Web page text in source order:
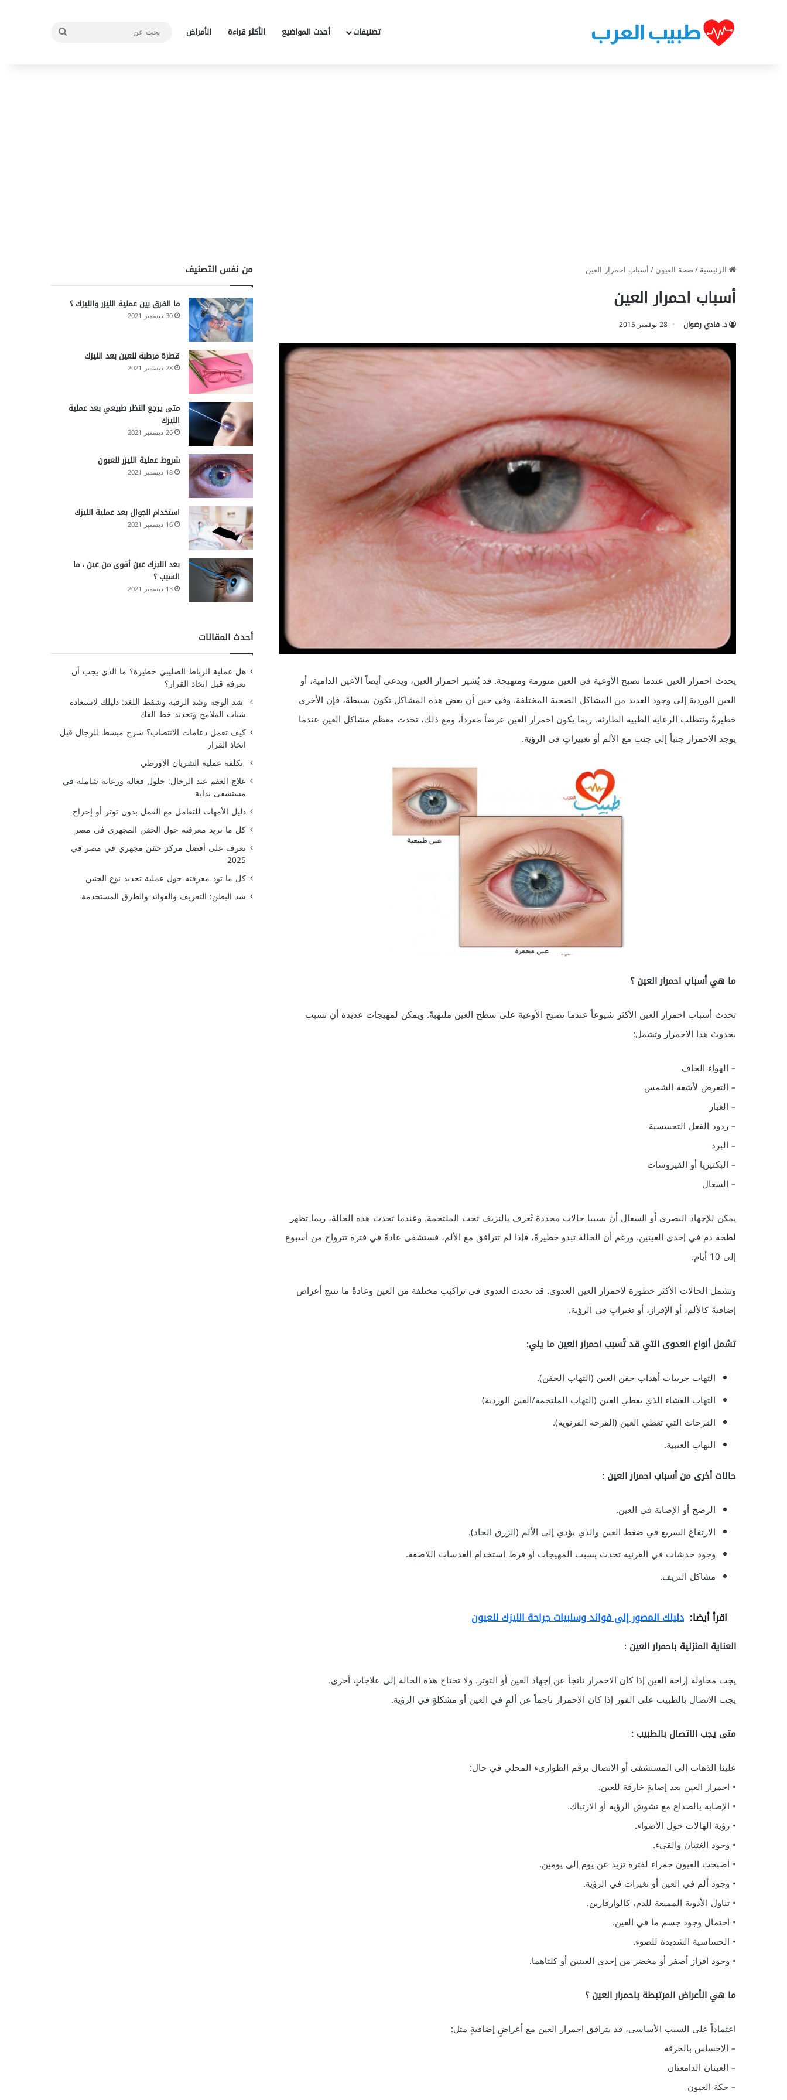
تصنيفات أحدث المواضيع الأكثر قراءة الأمراض
الرئيسية/صحة العيون/أسباب احمرار العين
أسباب احمرار العين
د. فادي رضوان 28 نوفمبر 2015
يحدث احمرار العين عندما تصبح الأوعية في العين متورمة ومتهيجة. قد يُشير احمرار العين، ويدعى أيضاً الأعين الدامية، أو
العين الوردية إلى وجود العديد من المشاكل الصحية المختلفة. وفي حين أن بعض هذه المشاكل تكون بسيطةً، فإن الأخرى
خطيرةً وتتطلب الرعاية الطبية الطارئة. ربما يكون احمرار العين عرضاً مفرداً، ومع ذلك، تحدث معظم مشاكل العين عندما
يوجد الاحمرار جنباً إلى جنب مع الألم أو تغييراتٍ في الرؤية.
ما هي أسباب احمرار العين ؟
تحدث أسباب احمرار العين الأكثر شيوعاً عندما تصبح الأوعية على سطح العين ملتهبةً. ويمكن لمهيجات عديدة أن تسبب
بحدوث هذا الاحمرار وتشمل:
– الهواء الجاف
– التعرض لأشعة الشمس
– الغبار
– ردود الفعل التحسسية
– البرد
– البكتيريا أو الفيروسات
– السعال
يمكن للإجهاد البصري أو السعال أن يسببا حالات محددة تُعرف بالنزيف تحت الملتحمة. وعندما تحدث هذه الحالة، ربما تظهر
لطخة دم في إحدى العينين. ورغم أن الحالة تبدو خطيرةً، فإذا لم تترافق مع الألم، فستشفى عادةً في فترة تترواح من أسبوع
إلى 10 أيام.
وتشمل الحالات الأكثر خطورة لاحمرار العين العدوى. قد تحدث العدوى في تراكيب مختلفة من العين وعادةً ما تنتج أعراض
إضافيةً كالألم، أو الإفراز، أو تغيراتٍ في الرؤية.
تشمل أنواع العدوى التي قد تًسبب احمرار العين ما يلي:
التهاب جريبات أهداب جفن العين (التهاب الجفن).
التهاب الغشاء الذي يغطي العين (التهاب الملتحمة/العين الوردية)
القرحات التي تغطي العين (القرحة القرنوية).
التهاب العنبية.
حالات أخرى من أسباب احمرار العين :
الرضح أو الإصابة في العين.
الارتفاع السريع في ضغط العين والذي يؤدي إلى الألم (الزرق الحاد).
وجود خدشات في القرنية تحدث بسبب المهيجات أو فرط استخدام العدسات اللاصقة.
مشاكل النزيف.
اقرأ أيضا: دليلك المصور إلى فوائد وسلبيات جراحة الليزك للعيون
العناية المنزلية باحمرار العين :
يجب محاولة إراحة العين إذا كان الاحمرار ناتجاً عن إجهاد العين أو التوتر. ولا تحتاج هذه الحالة إلى علاجاتٍ أخرى.
يجب الاتصال بالطبيب على الفور إذا كان الاحمرار ناجماً عن ألمٍ في العين أو مشكلةٍ في الرؤية.
متى يجب الاتصال بالطبيب :
علينا الذهاب إلى المستشفى أو الاتصال برقم الطوارىء المحلي في حال:
• احمرار العين بعد إصابةٍ خارقة للعين.
• الإصابة بالصداع مع تشوش الرؤية أو الارتباك.
• رؤية الهالات حول الأضواء.
• وجود الغثيان والقيء.
• أصبحت العيون حمراء لفترة تزيد عن يوم إلى يومين.
• وجود ألم في العين أو تغيرات في الرؤية.
• تناول الأدوية المميعة للدم، كالوارفارين.
• احتمال وجود جسم ما في العين.
• الحساسية الشديدة للضوء.
• وجود افراز أصفر أو مخضر من إحدى العينين أو كلتاهما.
ما هي الأعراض المرتبطة باحمرار العين ؟
اعتماداً على السبب الأساسي، قد يترافق احمرار العين مع أعراضٍ إضافيةٍ مثل:
– الإحساس بالحرقة
– العينان الدامعتان
– حكة العيون
من نفس التصنيف
ما الفرق بين عملية الليزر والليزك ؟
30 ديسمبر 2021
قطرة مرطبة للعين بعد الليزك
28 ديسمبر 2021
متى يرجع النظر طبيعي بعد عملية
الليزك
26 ديسمبر 2021
شروط عملية الليزر للعيون
18 ديسمبر 2021
استخدام الجوال بعد عملية الليزك
16 ديسمبر 2021
بعد الليزك عين أقوى من عين ، ما
السبب ؟
13 ديسمبر 2021
أحدث المقالات
هل عملية الرباط الصليبي خطيرة؟ ما الذي يجب أن
تعرفه قبل اتخاذ القرار؟
شد الوجه وشد الرقبة وشفط اللغد: دليلك لاستعادة
شباب الملامح وتحديد خط الفك
كيف تعمل دعامات الانتصاب؟ شرح مبسط للرجال قبل
اتخاذ القرار
تكلفة عملية الشريان الاورطي
علاج العقم عند الرجال: حلول فعالة ورعاية شاملة في
مستشفى بداية
دليل الأمهات للتعامل مع القمل بدون توتر أو إحراج
كل ما تريد معرفته حول الحقن المجهري في مصر
تعرف على أفضل مركز حقن مجهري في مصر في
2025
كل ما تود معرفته حول عملية تحديد نوع الجنين
شد البطن: التعريف والفوائد والطرق المستخدمة